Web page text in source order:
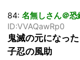
84: 名無しさん＠恐
ID:VVAQawRp0
鬼滅の元になっ
子忍の風助